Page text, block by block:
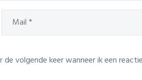
volgende keer wanneer ik een